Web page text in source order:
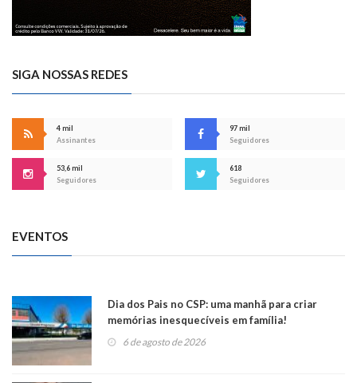
SIGA NOSSAS REDES
4 mil
Assinantes
97 mil
Seguidores
53,6 mil
Seguidores
618
Seguidores
EVENTOS
Dia dos Pais no CSP: uma manhã para criar
memórias inesquecíveis em família!
6 de agosto de 2026